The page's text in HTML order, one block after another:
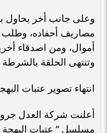
مصاريف أحفاده، وطلب
أموال، ومن اصدقاء
وتنتهى الحلقة
انتهاء تصوير عتبات
أعلنت شركة العدل
مسلسل “ عتبات